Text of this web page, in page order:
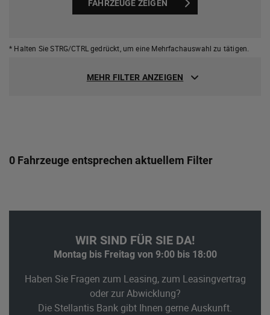
FAHRZEUGE ZEIGEN
* Halten Sie STRG/CTRL gedrückt, um eine Mehrfachauswahl zu tätigen.
MEHR FILTER ANZEIGEN
0 Fahrzeuge entsprechen aktuellem Filter
WIR SIND FÜR SIE DA!
Montag bis Freitag von 9:00 bis 18:00
Haben Sie Fragen zum Leasing, zum Leasingvertrag
oder zur Abwicklung?
Die Stellantis Bank gibt Ihnen gerne Auskunft.